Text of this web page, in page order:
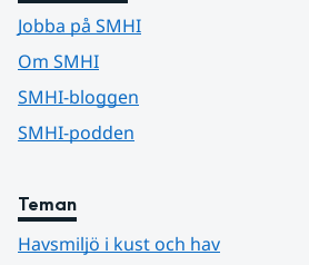
Jobba på SMHI
Om SMHI
SMHI-bloggen
SMHI-podden
Teman
Havsmiljö i kust och hav